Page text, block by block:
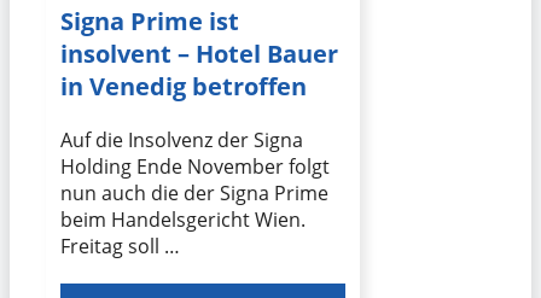
Signa Prime ist
insolvent – Hotel Bauer
in Venedig betroffen
Auf die Insolvenz der Signa
Holding Ende November folgt
nun auch die der Signa Prime
beim Handelsgericht Wien.
Freitag soll …